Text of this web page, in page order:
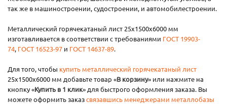
так же в машиностроении, судостроении, и автомобилестроении.
Металлический горячекатаный лист 25х1500х6000 мм
изготавливается в соответствии с требованиями ГОСТ 19903-
74, ГОСТ 16523-97 и ГОСТ 14637-89.
Для того, чтобы купить металлический горячекатаный лист
25х1500х6000 мм добавьте товар «В корзину» или нажмите на
кнопку «Купить в 1 клик» для быстрого оформления заказа. Вы
можете оформить заказсвязавшись менеджерами металлобазы